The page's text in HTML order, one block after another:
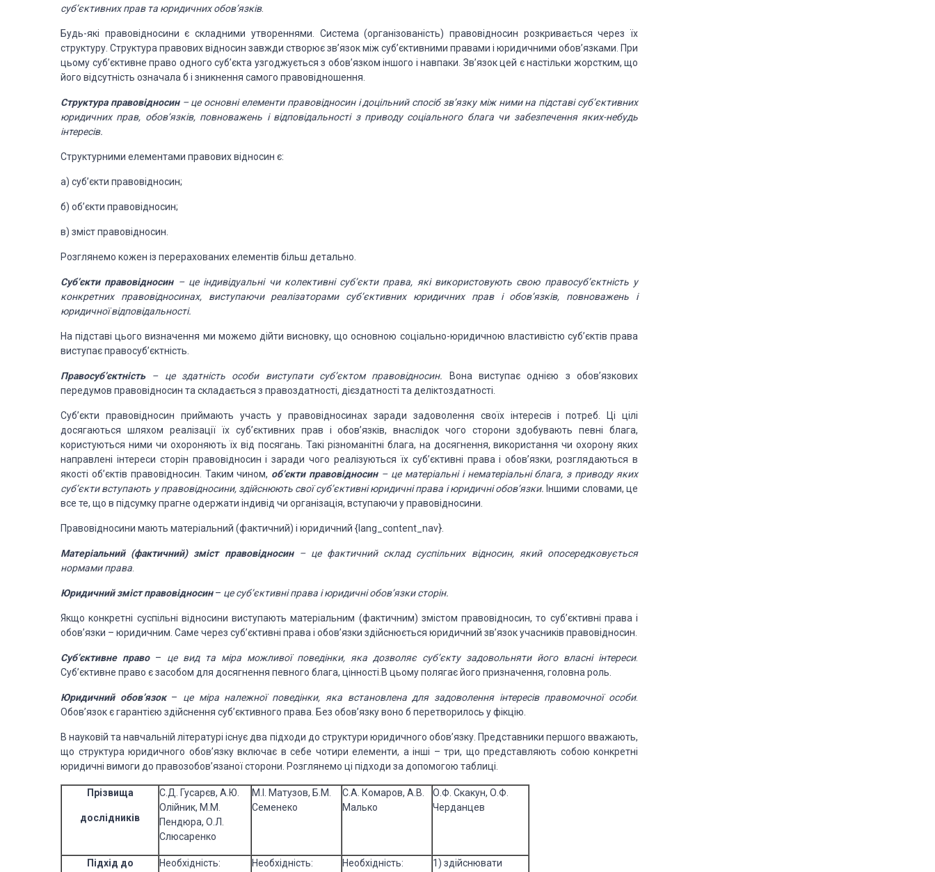
суб’єктивних прав та юридичних обов’язків.
Будь-які правовідносини є складними утвореннями. Система (організованість) правовідносин розкривається через їх
структуру. Структура правових відносин завжди створює зв’язок між суб’єктивними правами і юридичними обов’язками. При
цьому суб’єктивне право одного суб’єкта узгоджується з обов’язком іншого і навпаки. Зв’язок цей єнастільки жорстким, що
його відсутність означала б і зникнення самого правовідношення.
Структура правовідносин–це основні елементи правовідносин і доцільнийспосіб зв’язку між ними на підставі суб’єктивних
юридичних прав, обов’язків, повноважень і відповідальності з приводу соціального блага чи забезпечення яких-небудь
інтересів.
Структурними елементами правових відносин є:
а) суб’єкти правовідносин;
б) об’єкти правовідносин;
в) зміст правовідносин.
Розглянемо кожен із перерахованих елементів більш детально.
Суб’єкти правовідносин– це індивідуальні чи колективнісуб’єкти права, які використовують свою правосуб’єктність у
конкретних правовідносинах,виступаючи реалізаторами суб’єктивних юридичних прав і обов’язків, повноважень і
юридичної відповідальності.
На підставі цього визначення ми можемо дійти висновку, що основною соціально-юридичною властивістю суб’єктів права
виступає правосуб’єктність.
Правосуб’єктність– це здатність особи виступатисуб’єктом правовідносин.
Вона виступає однією з обов’язкових
передумов правовідносин та складається з правоздатності, дієздатності та деліктоздатності.
Суб’єкти правовідносин приймають участь у правовідносинах заради задоволення своїх інтересів і потреб. Ці цілі
досягаються шляхом реалізації їх суб’єктивнихправ і обов’язків, внаслідок чого сторони здобувають певні блага,
користуються ними чи охороняють їх від посягань. Такі різноманітні блага, на досягнення, використання чи охорону яких
направлені інтереси сторін правовідносин і заради чого реалізуються їх суб’єктивні права і обов’язки, розглядаються в
якості об’єктів правовідносин. Таким чином, об’єктиправовідносин– це матеріальніі нематеріальні блага, з приводу яких
суб’єкти вступають у правовідносини, здійснюють свої суб’єктивні юридичні права і юридичніобов’язки. Іншими словами, це
все те, що в підсумку прагне одержати індивід чи організація, вступаючи у правовідносини.
Правовідносини мають матеріальний (фактичний) і юридичний {lang_content_nav}.
Матеріальний (фактичний) зміст правовідносин – це фактичний склад суспільних відносин, який опосередковується
нормами права
Юридичний зміст правовідносин– це суб’єктивніправа і юридичні обов’язки сторін.
Якщо конкретні суспільні відносини виступають матеріальним (фактичним) змістом правовідносин, то суб’єктивні права і
обов’язки – юридичним. Саме через суб’єктивні права і обов’язки здійснюється юридичний зв’язок учасників правовідносин.
Суб’єктивне право – це вид та міра можливоїповедінки, яка дозволяє суб’єкту задовольняти його власні інтереси.
Суб’єктивне право є засобом для досягнення певного блага, цінності.В цьому полягає його призначення, головна роль.
Юридичний обов’язок– це міра належної поведінки, якавстановлена для задоволення інтересів правомочної особи.
Обов’язок є гарантією здійснення суб’єктивного права. Без обов’язку воно б перетворилось у фікцію.
В науковій та навчальній літературі існує два підходи до структури юридичного обов’язку. Представники першого вважають,
що структура юридичного обов’язку включає в себе чотири елементи, а інші – три, що представляють собою конкретні
юридичні вимоги до правозобов’язаної сторони. Розглянемо ці підходи за допомогою таблиці.
Прізвища
дослідників
С.Д. Гусарєв, А.Ю.
Олійник, М.М.
Пендюра, О.Л.
Слюсаренко
М.І. Матузов, Б.М.
Семенеко
С.А. Комаров, А.В.
Малько
О.Ф. Скакун, О.Ф.
Черданцев
Підхід до Необхідність: Необхідність: Необхідність: 1) здійснювати